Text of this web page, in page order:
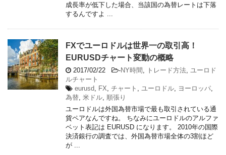
成長率が低下した場合、当該国の為替レートは下落
するんですよ ...
FXでユーロドルは世界一の取引高！
EURUSDチャート変動の概略
2017/02/22 -NY時間 トレード方法
ユーロド
ルチャート
eurusd FX チャート ユーロドル ヨーロッパ
為替 米ドル 順張り
ユーロドルは外国為替市場で最も取引されている通
貨ペアなんですね。 ちなみにユーロドルのアルファ
ベット表記は EURUSD になります。 2010年の国際
決済銀行の調査では、外国為替市場全体の3割ほど
が ...